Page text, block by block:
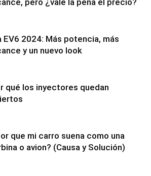
EV6 2024: Más potencia, más
y un nuevo look
qué los inyectores quedan
que mi carro suena como una
o avion? (Causa y Solución)